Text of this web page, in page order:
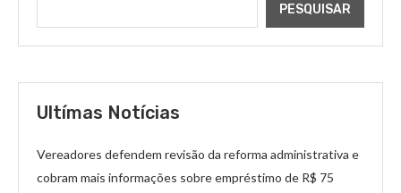
PESQUISAR
Ultímas Notícias
Vereadores defendem revisão da reforma administrativa e
cobram mais informações sobre empréstimo de R$ 75